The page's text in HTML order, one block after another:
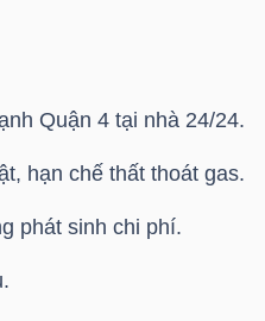
Quận 4 tại nhà 24/24.
hạn chế thất thoát gas.
phát sinh chi phí.